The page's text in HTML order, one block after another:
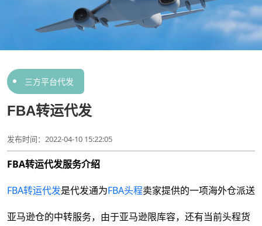
三方平台代发
FBA转运代发
发布时间：2022-04-10 15:22:05
FBA转运代发服务介绍
FBA转运代发是代发通为FBA头程卖家提供的一项海外仓派送
亚马逊仓的中转服务，由于亚马逊限库容，还有当前头程货